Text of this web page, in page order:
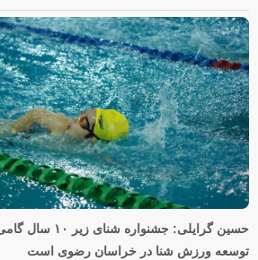
حسین گرایلی:
توسعه ورزش شنا در خراسان رضوی است